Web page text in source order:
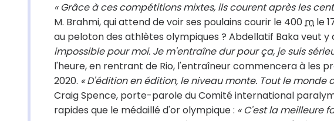
« Grâce à ces compétitions mixtes, ils courent après les
M. Brahmi, qui attend de voir ses poulains courir le 400m le
au peloton des athlètes olympiques ? Abdellatif Baka veut y
impossible pour moi. Je m'entraîne dur pour ça, je suis
l'heure, en rentrant de Rio, l'entraîneur commencera à les
2020. « D'édition en édition, le niveau monte. Tout le monde
Craig Spence, porte-parole du Comité international
rapides que le médaillé d'or olympique : « C'est la meilleure